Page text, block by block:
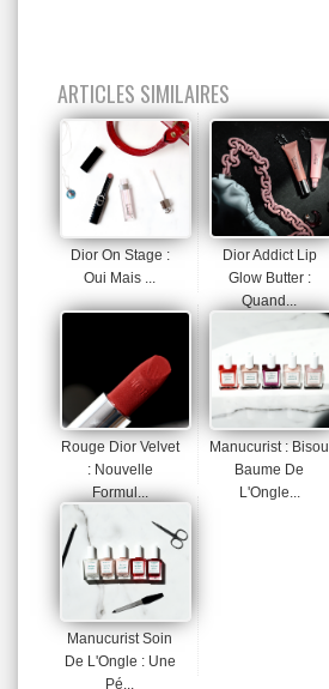
ARTICLES SIMILAIRES
Dior On Stage :
Oui Mais ...
Dior Addict Lip
Glow Butter :
Quand...
Rouge Dior Velvet
: Nouvelle
Formul...
Manucurist : Bisou
Baume De
L'Ongle...
Manucurist Soin
De L'Ongle : Une
Pé...